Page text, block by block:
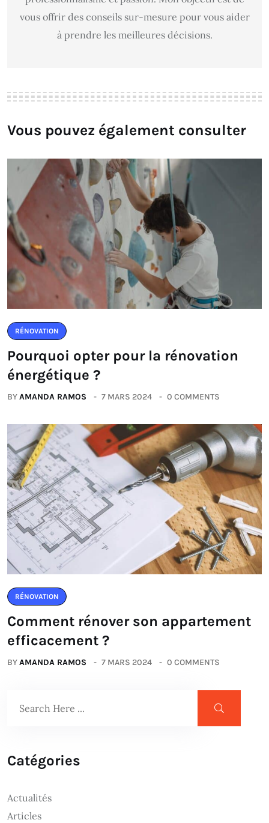
vous offrir des conseils sur-mesure pour vous aider
à prendre les meilleures décisions.
Vous pouvez également consulter
RÉNOVATION
Pourquoi opter pour la rénovation
énergétique ?
BYAMANDA RAMOS 7 MARS 2024 0 COMMENTS
RÉNOVATION
Comment rénover son appartement
efficacement ?
BYAMANDA RAMOS 7 MARS 2024 0 COMMENTS
Catégories
Actualités
Articles